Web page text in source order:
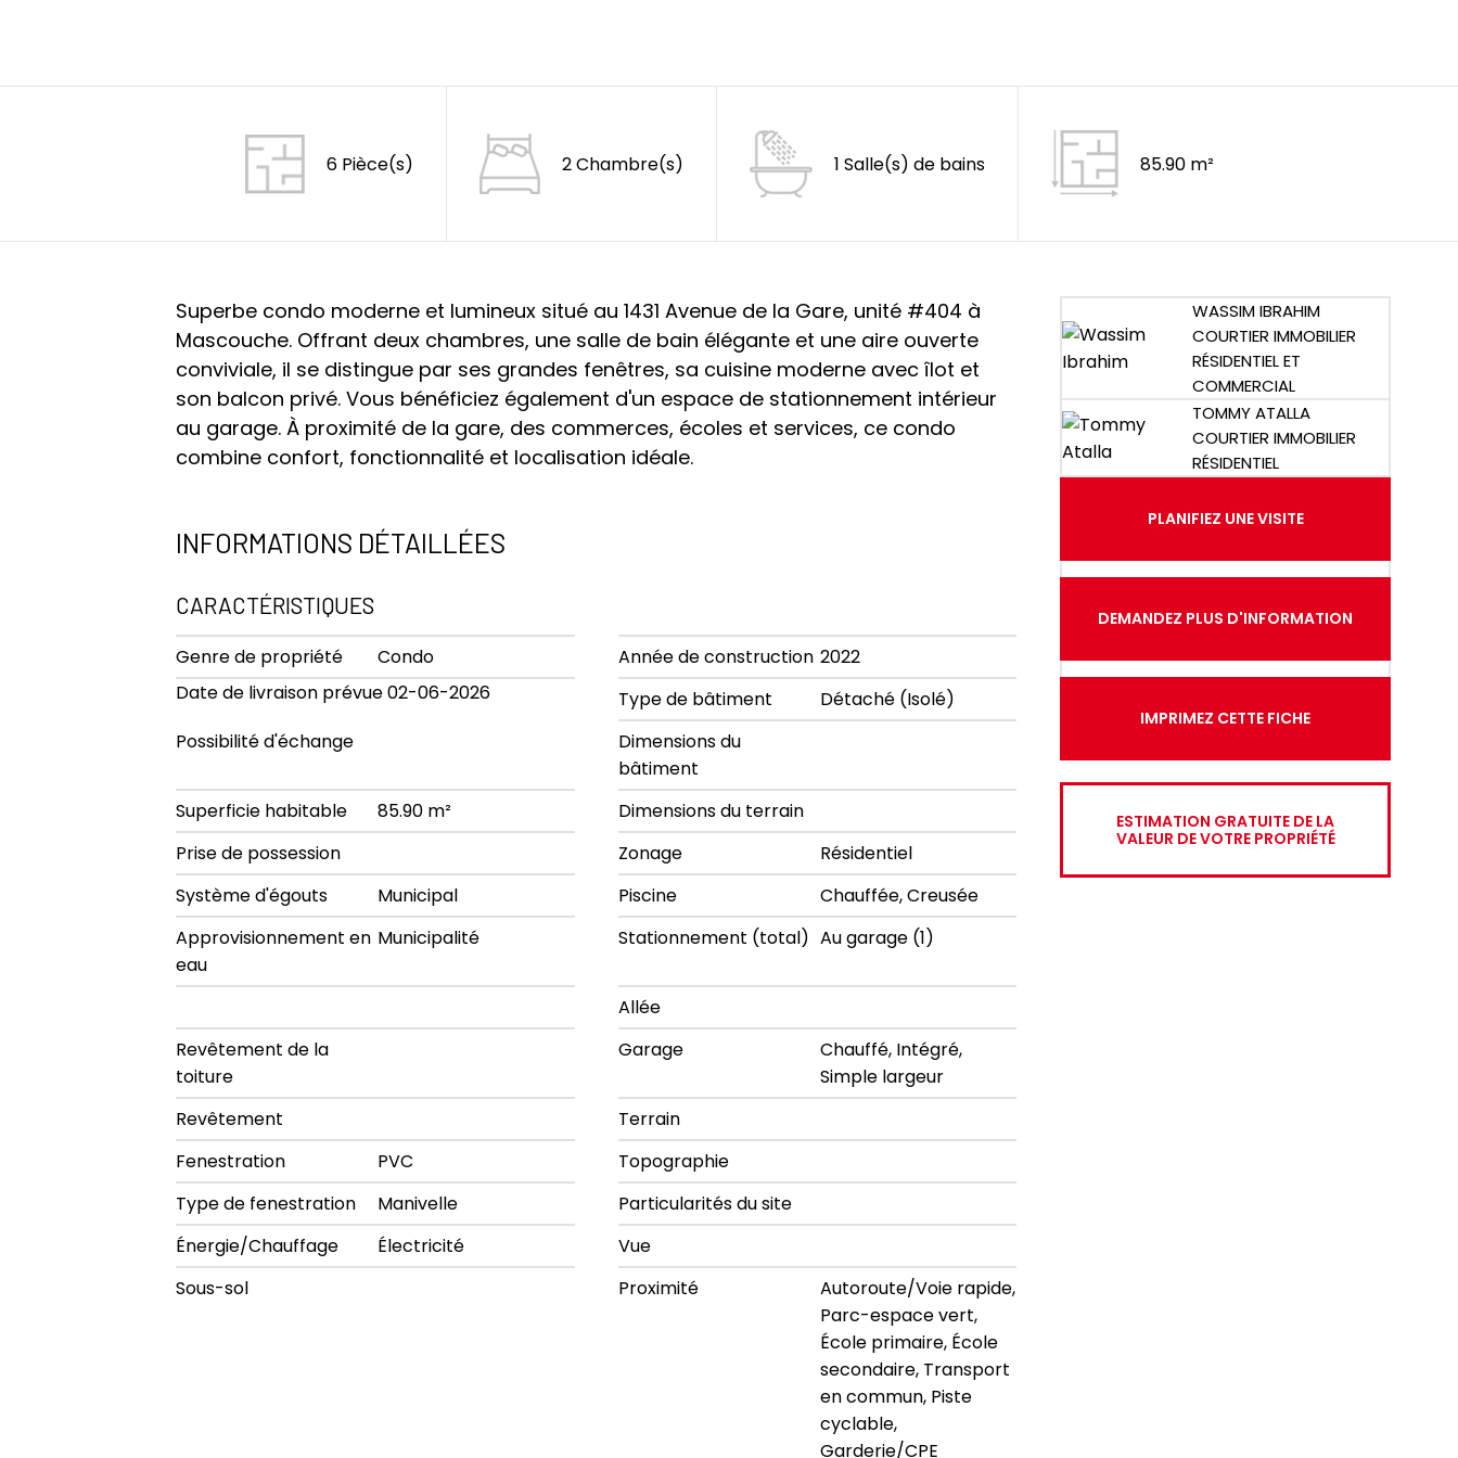
6 Pièce(s) 2 Chambre(s) 1 Salle(s) de bains 85.90 m²
Superbe condo moderne et lumineux situé au 1431 Avenue de la Gare, unité #404 à
Mascouche. Offrant deux chambres, une salle de bain élégante et une aire ouverte
conviviale, il se distingue par ses grandes fenêtres, sa cuisine moderne avec îlot et
son balcon privé. Vous bénéficiez également d'un espace de stationnement intérieur
au garage. À proximité de la gare, des commerces, écoles et services, ce condo
combine confort, fonctionnalité et localisation idéale.
INFORMATIONS DÉTAILLÉES
CARACTÉRISTIQUES
Genre de propriété Condo Année de construction 2022
Date de livraison prévue 02-06-2026
Type de bâtiment
Détaché (Isolé)
Possibilité d'échange
Dimensions du
bâtiment
Superficie habitable
85.90 m²
Dimensions du terrain
Prise de possession
Zonage
Résidentiel
Système d'égouts
Municipal Piscine
Chauffée, Creusée
Approvisionnement en
eau
Municipalité Stationnement (total) Au garage (1)
Allée
Revêtement de la
toiture
Garage
Chauffé, Intégré,
Simple largeur
Revêtement
Terrain
Fenestration
PVC
Topographie
Type de fenestration
Manivelle
Particularités du site
Énergie/Chauffage
Électricité
Vue
Sous-sol
Proximité
Autoroute/Voie rapide,
Parc-espace vert,
École primaire, École
secondaire, Transport
en commun, Piste
cyclable,
Garderie/CPE
WASSIM IBRAHIM
COURTIER IMMOBILIER
RÉSIDENTIEL ET
COMMERCIAL
TOMMY ATALLA
COURTIER IMMOBILIER
RÉSIDENTIEL
PLANIFIEZ UNE VISITE
DEMANDEZ PLUS D'INFORMATION
IMPRIMEZ CETTE FICHE
ESTIMATION GRATUITE DE LA
VALEUR DE VOTRE PROPRIÉTÉ